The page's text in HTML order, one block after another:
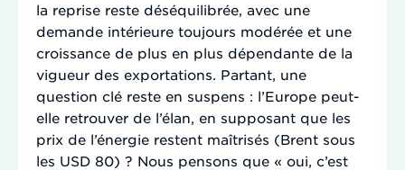
la reprise reste déséquilibrée, avec une
demande intérieure toujours modérée et une
croissance de plus en plus dépendante de la
vigueur des exportations. Partant, une
question clé reste en suspens : l’Europe peut-
elle retrouver de l’élan, en supposant que les
prix de l’énergie restent maîtrisés (Brent sous
les USD 80) ? Nous pensons que « oui, c’est